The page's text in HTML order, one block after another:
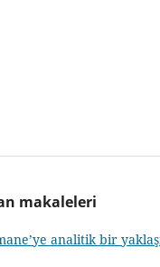
makaleleri
analitik bir